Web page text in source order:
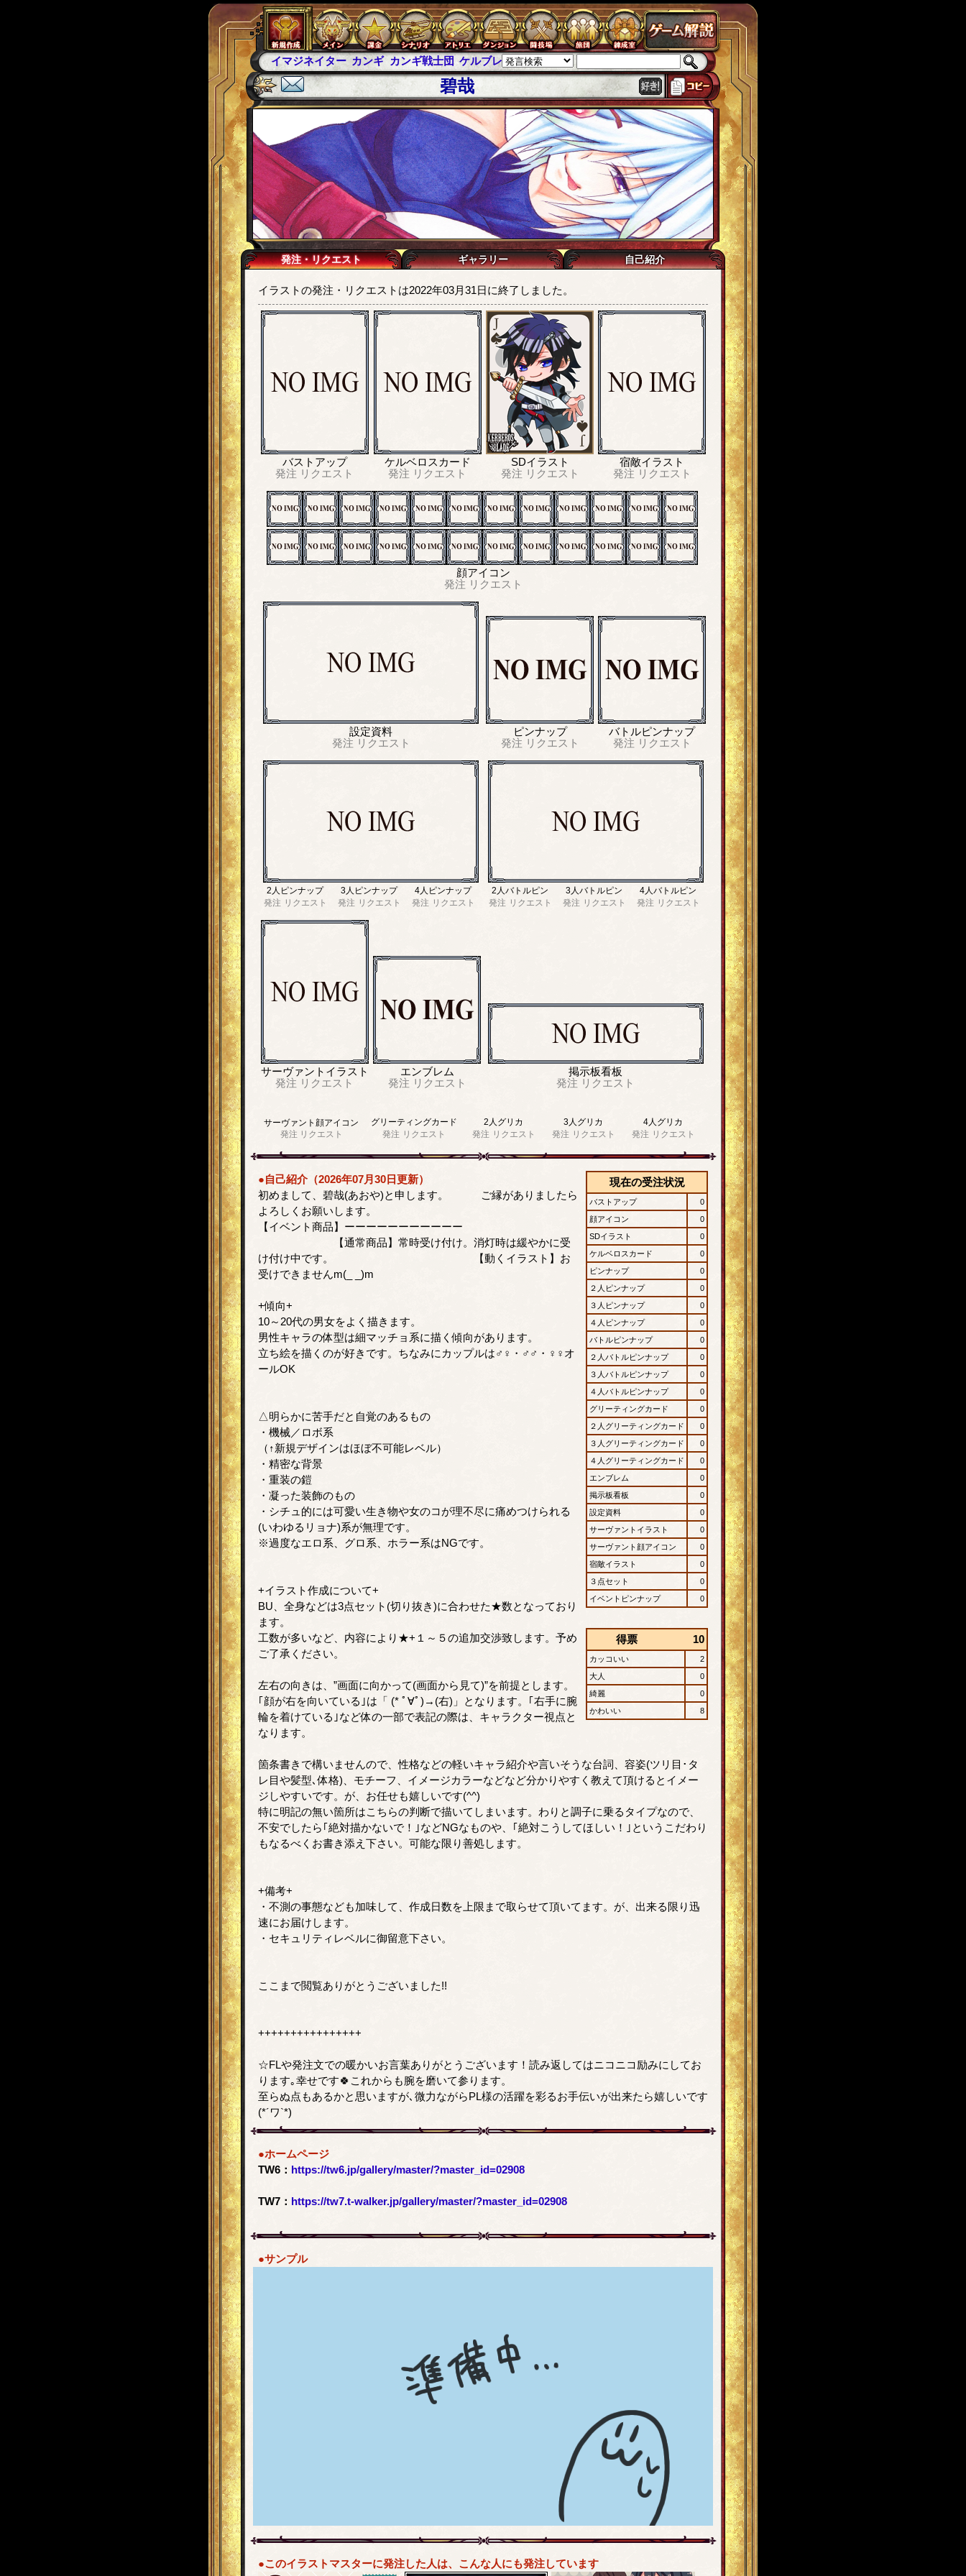
イマジネイター カンギ カンギ戦士団 ケルブレ ケルベロスブレイド チェインパラドクス
碧哉
発注・リクエスト ギャラリー 自己紹介
イラストの発注・リクエストは2022年03月31日に終了しました。
バストアップ
発注 リクエスト
ケルベロスカード
発注 リクエスト
SDイラスト
発注 リクエスト
宿敵イラスト
発注 リクエスト
顔アイコン
発注 リクエスト
設定資料
発注 リクエスト
ピンナップ
発注 リクエスト
バトルピンナップ
発注 リクエスト
2人ピンナップ
発注 リクエスト
3人ピンナップ
発注 リクエスト
4人ピンナップ
発注 リクエスト
2人バトルピン
発注 リクエスト
3人バトルピン
発注 リクエスト
4人バトルピン
発注 リクエスト
サーヴァントイラスト
発注 リクエスト
エンブレム
発注 リクエスト
掲示板看板
発注 リクエスト
サーヴァント顔アイコン
発注 リクエスト
グリーティングカード
発注 リクエスト
2人グリカ
発注 リクエスト
3人グリカ
発注 リクエスト
4人グリカ
発注 リクエスト
現在の受注状況
バストアップ
0
顔アイコン
0
SDイラスト
0
ケルベロスカード
0
ピンナップ
0
２人ピンナップ
0
３人ピンナップ
0
４人ピンナップ
0
バトルピンナップ
0
２人バトルピンナップ
0
３人バトルピンナップ
0
４人バトルピンナップ
0
グリーティングカード
0
２人グリーティングカード
0
３人グリーティングカード
0
４人グリーティングカード
0
エンブレム
0
掲示板看板
0
設定資料
0
サーヴァントイラスト
0
サーヴァント顔アイコン
0
宿敵イラスト
0
３点セット
0
イベントピンナップ
0
得票 10
カッコいい
2
大人
0
綺麗
0
かわいい
8
●自己紹介（2026年07月30日更新）
初めまして、碧哉(あおや)と申します。 ご縁がありましたら
よろしくお願いします。
【イベント商品】ーーーーーーーーーーー
【通常商品】常時受け付け。消灯時は緩やかに受
け付け中です。 【動くイラスト】お
受けできませんm(_ _)m
+傾向+
10～20代の男女をよく描きます。
男性キャラの体型は細マッチョ系に描く傾向があります。
立ち絵を描くのが好きです。ちなみにカップルは♂♀・♂♂・♀♀オ
ールOK
△明らかに苦手だと自覚のあるもの
・機械／ロボ系
（↑新規デザインはほぼ不可能レベル）
・精密な背景
・重装の鎧
・凝った装飾のもの
・シチュ的には可愛い生き物や女のコが理不尽に痛めつけられる
(いわゆるリョナ)系が無理です。
※過度なエロ系、グロ系、ホラー系はNGです。
+イラスト作成について+
BU、全身などは3点セット(切り抜き)に合わせた★数となっており
ます。
工数が多いなど、内容により★+１～５の追加交渉致します。予め
ご了承ください。
左右の向きは、”画面に向かって(画面から見て)”を前提とします。
｢顔が右を向いている｣は「 (* ﾟ∀ﾟ)→(右)」となります。｢右手に腕
輪を着けている｣など体の一部で表記の際は、キャラクター視点と
なります。
箇条書きで構いませんので、性格などの軽いキャラ紹介や言いそうな台詞、容姿(ツリ目･タ
レ目や髪型､体格)、モチーフ、イメージカラーなどなど分かりやすく教えて頂けるとイメー
ジしやすいです。が、お任せも嬉しいです(^^)
特に明記の無い箇所はこちらの判断で描いてしまいます。わりと調子に乗るタイプなので、
不安でしたら｢絶対描かないで！｣などNGなものや、｢絶対こうしてほしい！｣というこだわり
もなるべくお書き添え下さい。可能な限り善処します。
+備考+
・不測の事態なども加味して、作成日数を上限まで取らせて頂いてます。が、出来る限り迅
速にお届けします。
・セキュリティレベルに御留意下さい。
ここまで閲覧ありがとうございました!!
++++++++++++++++
☆FLや発注文での暖かいお言葉ありがとうございます！読み返してはニコニコ励みにしてお
ります｡幸せです🍀これからも腕を磨いて参ります。
至らぬ点もあるかと思いますが､微力ながらPL様の活躍を彩るお手伝いが出来たら嬉しいです
(*´ワ`*)
●ホームページ
TW6： https://tw6.jp/gallery/master/?master_id=02908
TW7： https://tw7.t-walker.jp/gallery/master/?master_id=02908
●サンプル
●このイラストマスターに発注した人は、こんな人にも発注しています